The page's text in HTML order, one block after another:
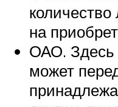
на
ОАО. Здесь
может